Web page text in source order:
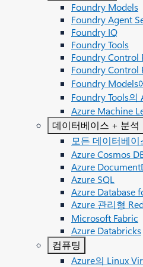
Foundry Models
Foundry Agent
Foundry IQ
Foundry Tools
Foundry Control
Foundry Control
Foundry Models
Foundry Tools의
Azure Machine
데이터베이스 + 분석
모든 데이터베이
Azure Cosmos
Azure
Azure SQL
Azure Database
Azure 관리형
Microsoft Fabric
Azure Databricks
컴퓨팅
Azure의 Linux